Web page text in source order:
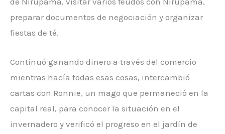
preparar documentos de negociación y organizar
fiestas de té.
Continuó ganando dinero a través del comercio
mientras hacía todas esas cosas, intercambió
cartas con Ronnie, un mago que permaneció en la
capital real, para conocer la situación en el
invernadero y verificó el progreso en el jardín de